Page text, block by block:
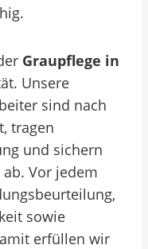
Graupflege in
Unsere
sind nach
tragen
und sichern
Vor jedem
sowie
erfüllen wir